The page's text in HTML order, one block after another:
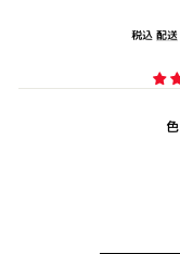
税込 配送
色